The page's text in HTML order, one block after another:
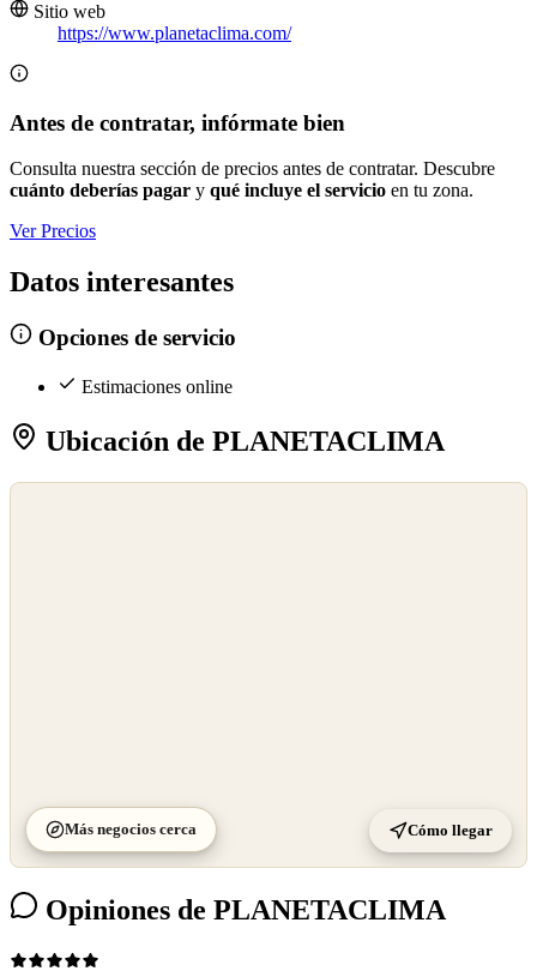
Sitio web
https://www.planetaclima.com/
Antes de contratar, infórmate bien
Consulta nuestra sección de precios antes de contratar. Descubre
cuánto deberías pagar y qué incluye el servicio en tu zona.
Ver Precios
Datos interesantes
Opciones de servicio
Estimaciones online
Ubicación de PLANETACLIMA
Más negocios cerca Cómo llegar
Opiniones de PLANETACLIMA